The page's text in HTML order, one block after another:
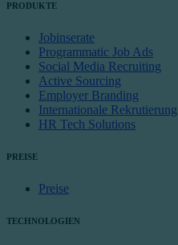
PRODUKTE
Jobinserate
Programmatic Job Ads
Social Media Recruiting
Active Sourcing
Employer Branding
Internationale Rekrutierung
HR Tech Solutions
PREISE
Preise
TECHNOLOGIEN